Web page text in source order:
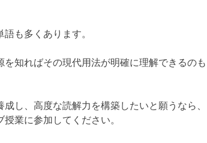
も多くあります。
を知ればその現代用法が明確に理解できるのも
し、高度な読解力を構築したいと願うなら、
業に参加してください。